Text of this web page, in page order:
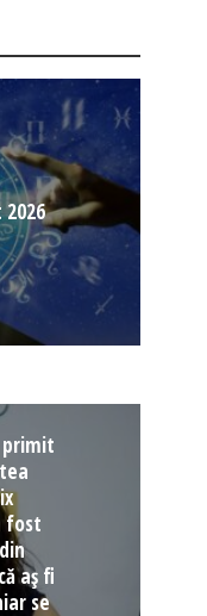
2026
primit
fost
aș fi
se